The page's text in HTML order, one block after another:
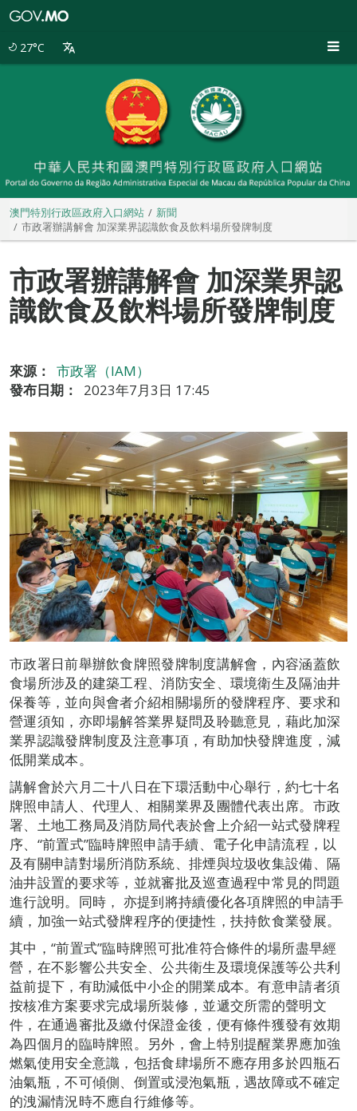
27°C
澳門特別行政區政府入口網站
新聞
市政署辦講解會 加深業界認識飲食及飲料場所發牌制度
市政署辦講解會 加深業界認
識飲食及飲料場所發牌制度
來源：
市政署（IAM）
發布日期：
2023年7月3日 17:45
市政署日前舉辦飲食牌照發牌制度講解會，內容涵蓋飲
食場所涉及的建築工程、消防安全、環境衛生及隔油井
保養等，並向與會者介紹相關場所的發牌程序、要求和
營運須知，亦即場解答業界疑問及聆聽意見，藉此加深
業界認識發牌制度及注意事項，有助加快發牌進度，減
低開業成本。
講解會於六月二十八日在下環活動中心舉行，約七十名
牌照申請人、代理人、相關業界及團體代表出席。市政
署、土地工務局及消防局代表於會上介紹一站式發牌程
序、“前置式”臨時牌照申請手續、電子化申請流程，以
及有關申請對場所消防系統、排煙與垃圾收集設備、隔
油井設置的要求等，並就審批及巡查過程中常見的問題
進行說明。同時， 亦提到將持續優化各項牌照的申請手
續，加強一站式發牌程序的便捷性，扶持飲食業發展。
其中，“前置式”臨時牌照可批准符合條件的場所盡早經
營，在不影響公共安全、公共衛生及環境保護等公共利
益前提下，有助減低中小企的開業成本。有意申請者須
按核准方案要求完成場所裝修，並遞交所需的聲明文
件，在通過審批及繳付保證金後，便有條件獲發有效期
為四個月的臨時牌照。另外，會上特別提醒業界應加強
燃氣使用安全意識，包括食肆場所不應存用多於四瓶石
油氣瓶，不可傾側、倒置或浸泡氣瓶，遇故障或不確定
的洩漏情況時不應自行維修等。